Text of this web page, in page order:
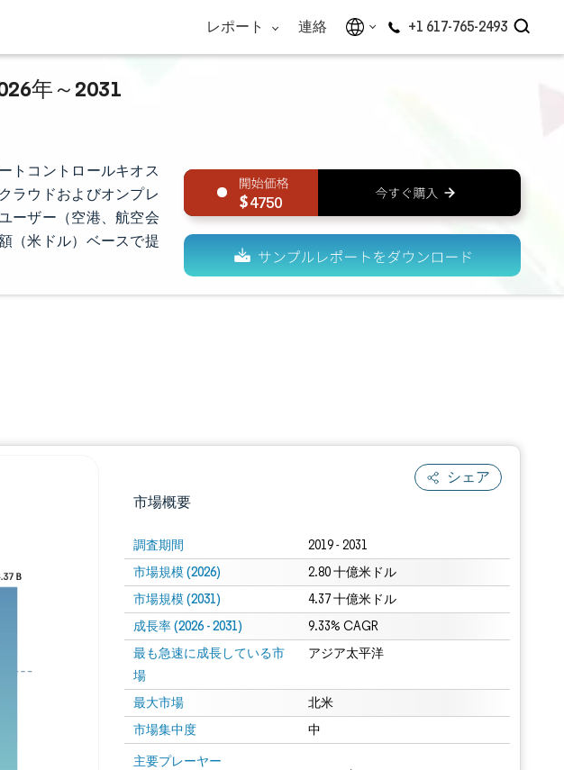
レポート 連絡 +1 617-765-2493
年～2031
トコントロールキオス
ラウドおよびオンプレ
ーザー（空港、航空会
（米ドル）ベースで提
4750
シェア
市場概要
調査期間 2019 - 2031
市場規模 (2026) 2.80 十億米ドル
市場規模 (2031) 4.37 十億米ドル
成長率 (2026 - 2031) 9.33% CAGR
最も急速に成長している市
場
アジア太平洋
最大市場 北米
市場集中度 中
主要プレーヤー
画像 © Mordor Intelligence。再利用にはCC BY 4.0の表示が必要です。
。再利用にはCC BY 4.0の表示が必要です。